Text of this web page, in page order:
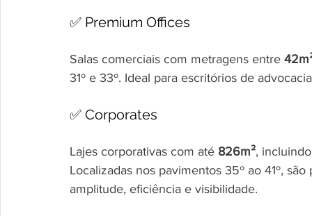
✅ Premium Offices
Salas comerciais com metragens entre
31º e 33º. Ideal para escritórios de
✅ Corporates
Lajes corporativas com até 826m²,
Localizadas nos pavimentos 35º ao 41º,
amplitude, eficiência e visibilidade.